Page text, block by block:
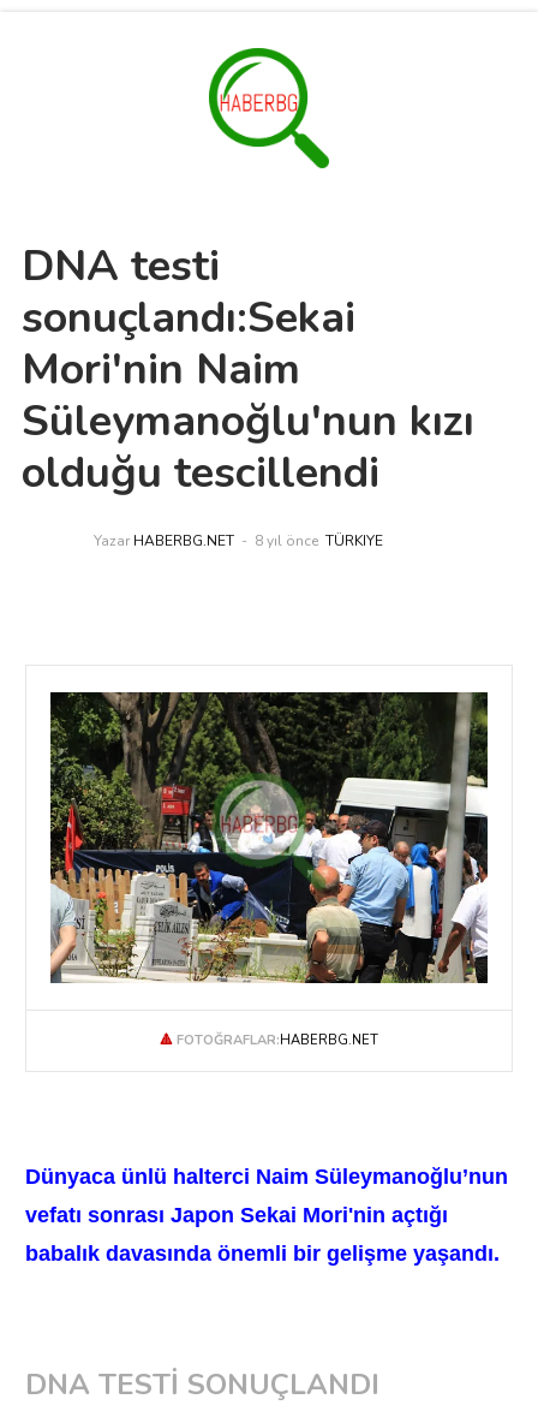
DNA testi
sonuçlandı:Sekai
Mori'nin Naim
Süleymanoğlu'nun kızı
olduğu tescillendi
Yazar HABERBG.NET 8 yıl önce TÜRKIYE
🔺FOTOĞRAFLAR:HABERBG.NET
Dünyaca ünlü halterci Naim Süleymanoğlu’nun
vefatı sonrası Japon Sekai Mori'nin açtığı
babalık davasında önemli bir gelişme yaşandı.
DNA TESTİ SONUÇLANDI